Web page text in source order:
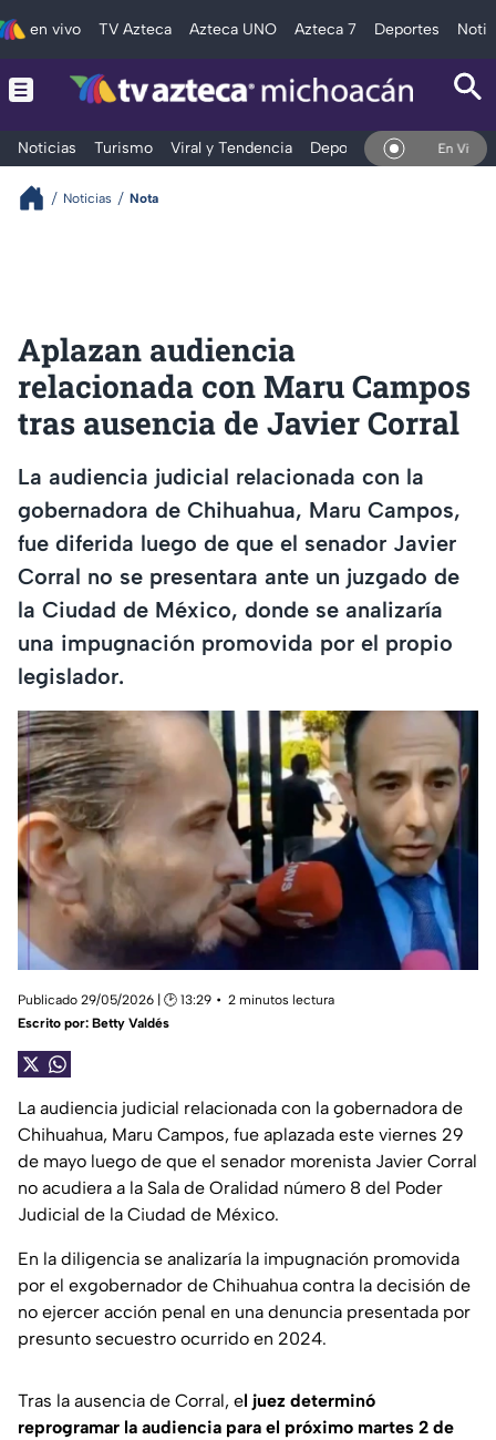
en vivo TV Azteca Azteca UNO Azteca 7 Deportes
Noticias Turismo Viral y Tendencia Deportes Espectáculos
En Vivo
Noticias Nota
Aplazan audiencia
relacionada con Maru Campos
tras ausencia de Javier Corral
La audiencia judicial relacionada con la
gobernadora de Chihuahua, Maru Campos,
fue diferida luego de que el senador Javier
Corral no se presentara ante un juzgado de
la Ciudad de México, donde se analizaría
una impugnación promovida por el propio
legislador.
Publicado 29/05/2026 | 🕑 13:29
2 minutos lectura
Escrito por: Betty Valdés
La audiencia judicial relacionada con la gobernadora de
Chihuahua, Maru Campos, fue aplazada este viernes 29
de mayo luego de que el senador morenista Javier Corral
no acudiera a la Sala de Oralidad número 8 del Poder
Judicial de la Ciudad de México.
En la diligencia se analizaría la impugnación promovida
por el exgobernador de Chihuahua contra la decisión de
no ejercer acción penal en una denuncia presentada por
presunto secuestro ocurrido en 2024.
Tras la ausencia de Corral, el juez determinó
reprogramar la audiencia para el próximo martes 2 de